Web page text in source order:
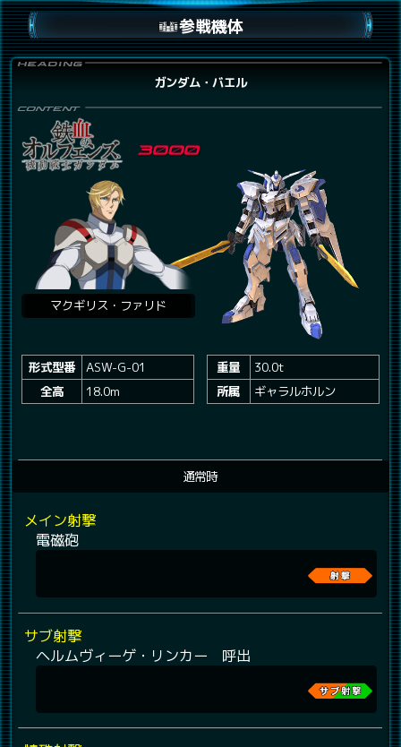
参戦機体
ガンダム・バエル
マクギリス・ファリド
形式型番
ASW-G-01
全高
18.0m
重量
30.0t
所属
ギャラルホルン
通常時
メイン射撃
電磁砲
サブ射撃
ヘルムヴィーゲ・リンカー 呼出